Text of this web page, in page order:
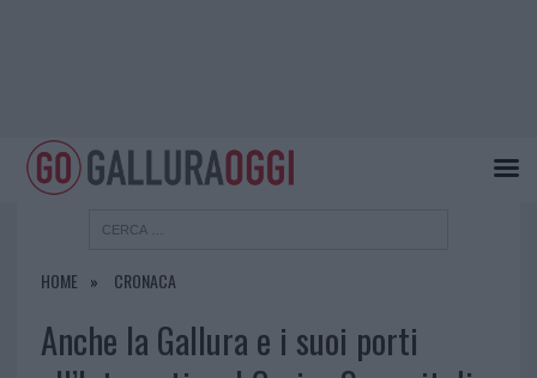
HOME CRONACA
Anche la Gallura e i suoi porti